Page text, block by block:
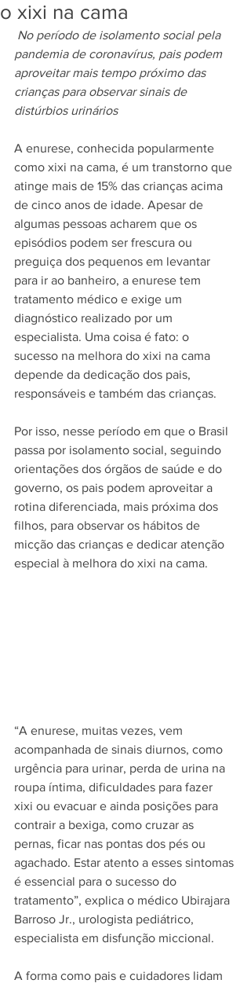
o xixi na cama
pandemia de coronavírus, pais podem
aproveitar mais tempo próximo das
crianças para observar sinais de
distúrbios urinários
A enurese, conhecida popularmente
como xixi na cama, é um transtorno que
atinge mais de 15% das crianças acima
de cinco anos de idade. Apesar de
algumas pessoas acharem que os
episódios podem ser frescura ou
preguiça dos pequenos em levantar
para ir ao banheiro, a enurese tem
tratamento médico e exige um
diagnóstico realizado por um
especialista. Uma coisa é fato: o
sucesso na melhora do xixi na cama
depende da dedicação dos pais,
responsáveis e também das crianças.
Por isso, nesse período em que o Brasil
passa por isolamento social, seguindo
orientações dos órgãos de saúde e do
governo, os pais podem aproveitar a
rotina diferenciada, mais próxima dos
filhos, para observar os hábitos de
micção das crianças e dedicar atenção
especial à melhora do xixi na cama.
“A enurese, muitas vezes, vem
acompanhada de sinais diurnos, como
urgência para urinar, perda de urina na
roupa íntima, dificuldades para fazer
xixi ou evacuar e ainda posições para
contrair a bexiga, como cruzar as
pernas, ficar nas pontas dos pés ou
agachado. Estar atento a esses sintomas
é essencial para o sucesso do
tratamento”, explica o médico Ubirajara
Barroso Jr., urologista pediátrico,
especialista em disfunção miccional.
A forma como pais e cuidadores lidam